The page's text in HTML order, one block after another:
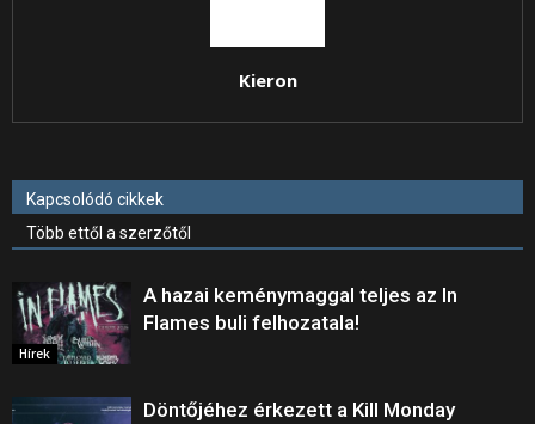
Kieron
Kapcsolódó cikkek
Több ettől a szerzőtől
Hírek
A hazai keménymaggal teljes az In
Flames buli felhozatala!
Döntőjéhez érkezett a Kill Monday